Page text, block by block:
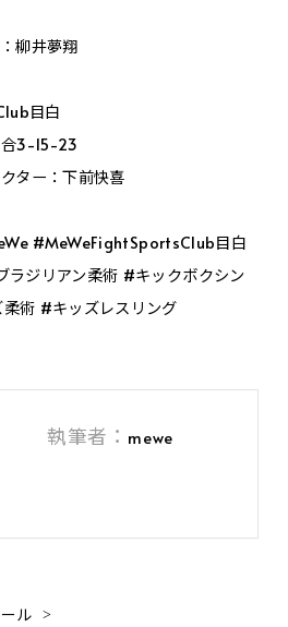
柳井夢翔
目白
合3-15-23
ター：下前快喜
#MeWeFightSportsClub目白
ジリアン柔術 #キックボクシン
術 #キッズレスリング
執筆者： mewe
ル